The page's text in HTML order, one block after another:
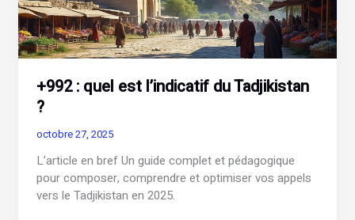
+992 : quel est l’indicatif du Tadjikistan
?
octobre 27, 2025
L’article en bref Un guide complet et pédagogique
pour composer, comprendre et optimiser vos appels
vers le Tadjikistan en 2025.